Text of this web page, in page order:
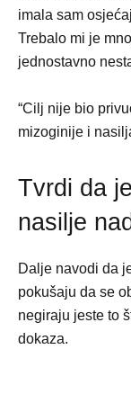
imala sam
Trebalo mi je
jednostavno
“Cilj nije bio
mizoginije i
Tvrdi da
nasilje
Dalje navodi da
pokušaju da se
negiraju jeste to
dokaza.